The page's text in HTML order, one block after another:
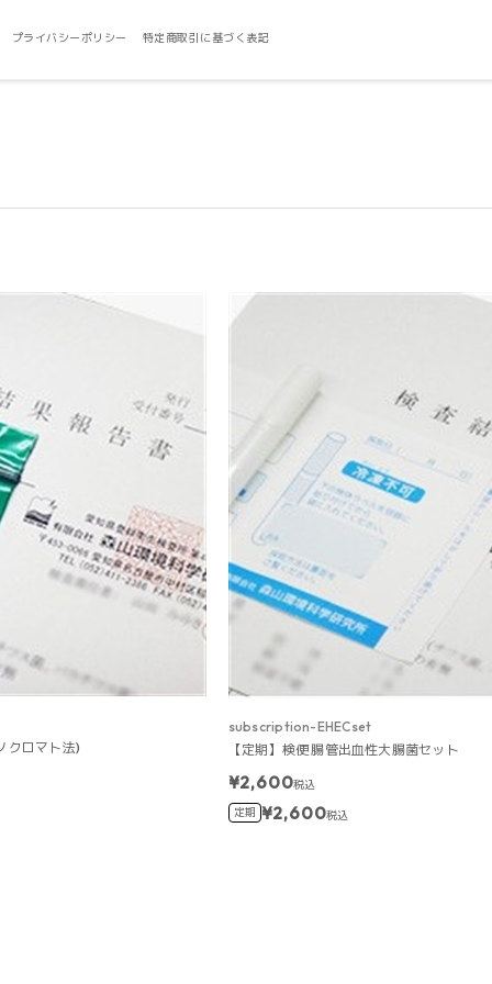
プライバシーポリシー 特定商取引に基づく表記
クロマト法)
subscription-EHECset
【定期】検便 腸管出血性大腸菌セット
¥2,600税込
定期 ¥2,600税込